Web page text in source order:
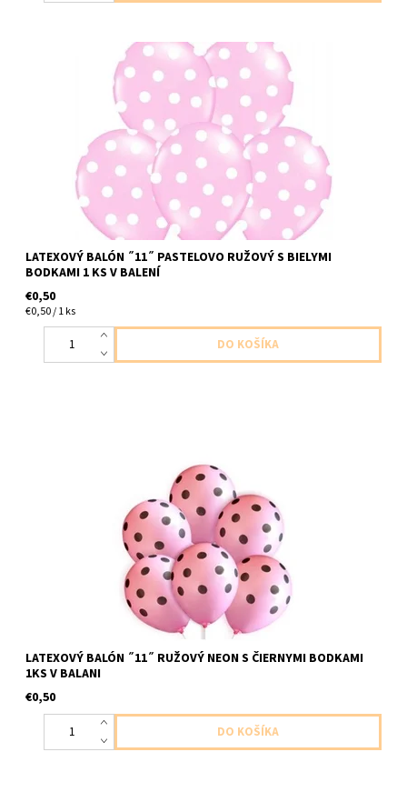
latexovy balon pastelovo ruzovy s bielymi bodkami 1ks v baleni
velkost cca 30cm dodavame nenafukany
LATEXOVÝ BALÓN ˝11˝ PASTELOVO RUŽOVÝ S BIELYMI
BODKAMI 1 KS V BALENÍ
€0,50
€0,50 / 1 ks
latexovy balon ruzovy neon s ciernymi bodkami 1ks v baleni
velkost do 30cm dodavame nenafukany
LATEXOVÝ BALÓN ˝11˝ RUŽOVÝ NEON S ČIERNYMI BODKAMI
1KS V BALANI
€0,50